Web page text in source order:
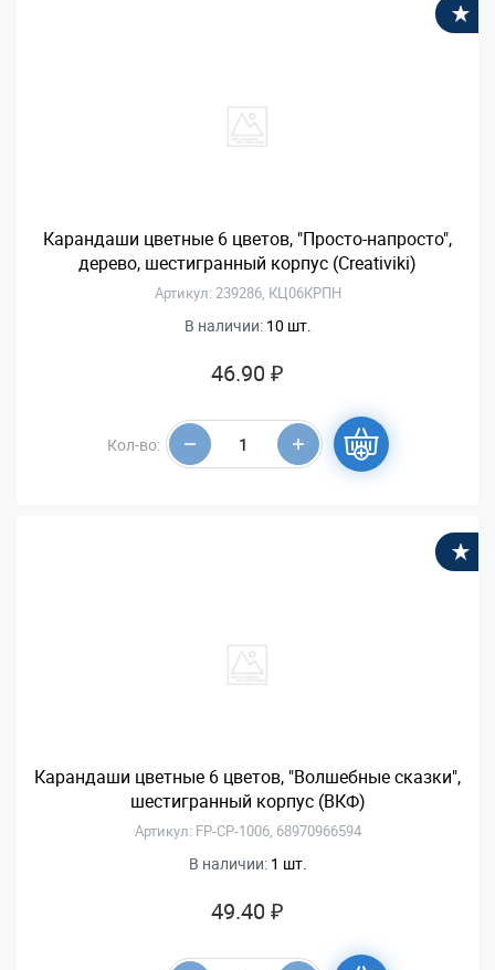
Карандаши цветные 6 цветов, "Просто-напросто",
дерево, шестигранный корпус (Creativiki)
Артикул: 239286, КЦ06КРПН
В наличии: 10 шт.
46.90 ₽
Кол-во:
Карандаши цветные 6 цветов, "Волшебные сказки",
шестигранный корпус (ВКФ)
Артикул: FP-CP-1006, 68970966594
В наличии: 1 шт.
49.40 ₽